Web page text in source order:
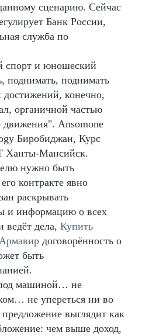
сценарию. Сейчас
Банк России,
служба по
спорт и юношеский
поднимать, поднимать
достижений, конечно,
органичной частью
движения". Ansomone
Биробиджан, Курс
Ханты-Мансийск.
нужно быть
контракте явно
раскрывать
и информацию о всех
ведёт дела, Купить
договорённость о
быть
машиной… не
не упереться ни во
выглядит как
чем выше доход,